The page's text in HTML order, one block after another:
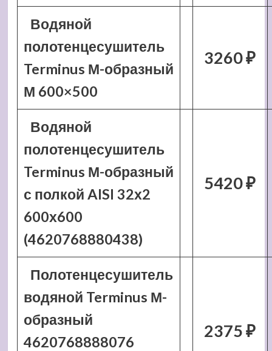
Водяной
полотенцесушитель
Terminus М-образный
М 600×500
3260 ₽
Водяной
полотенцесушитель
Terminus М-образный
с полкой AISI 32х2
600х600
(4620768880438)
5420 ₽
Полотенцесушитель
водяной Terminus М-
образный
4620768888076
2375 ₽